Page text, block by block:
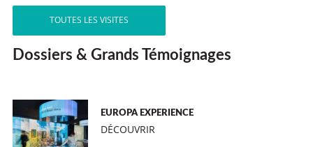
TOUTES LES VISITES
Dossiers & Grands Témoignages
EUROPA EXPERIENCE
DÉCOUVRIR